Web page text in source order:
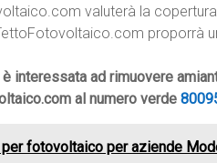
valuterà la
proporrà
interessata ad rimuovere
al numero verde
fotovoltaico per aziende